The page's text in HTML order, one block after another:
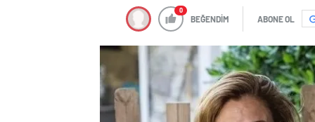
0
BEĞENDİM ABONE OL